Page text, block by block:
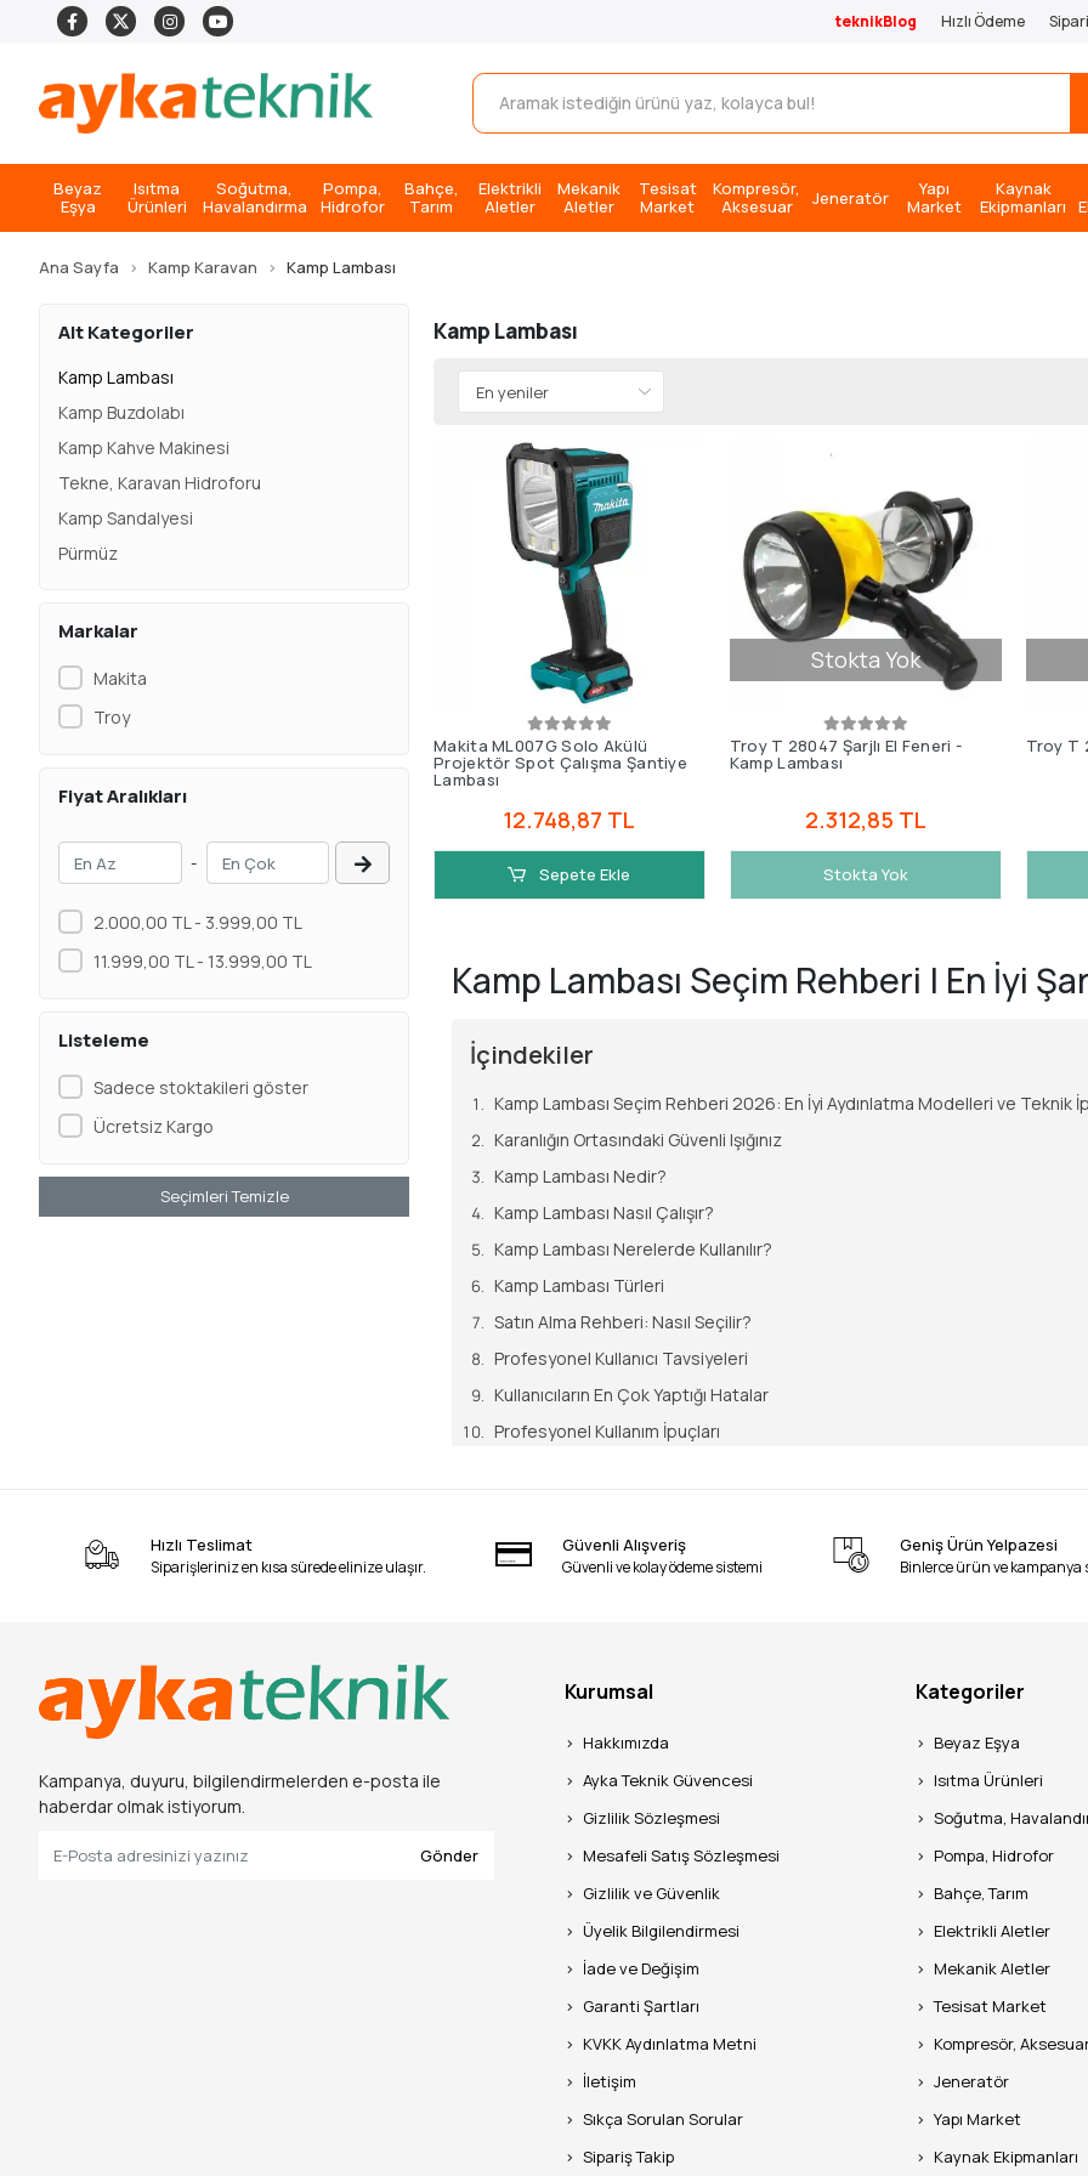
teknikBlog Hızlı Ödeme
Beyaz
Eşya
Isıtma
Ürünleri
Soğutma,
Havalandırma
Pompa,
Hidrofor
Bahçe,
Tarım
Elektrikli
Aletler
Mekanik
Aletler
Tesisat
Market
Kompresör,
Aksesuar
Jeneratör
Yapı
Market
Kaynak
Ekipmanları
Ana Sayfa Kamp Karavan Kamp Lambası
Alt Kategoriler
Kamp Lambası
Kamp Buzdolabı
Kamp Kahve Makinesi
Tekne, Karavan Hidroforu
Kamp Sandalyesi
Pürmüz
Markalar
Makita
Troy
Fiyat Aralıkları
-
2.000,00 TL - 3.999,00 TL
11.999,00 TL - 13.999,00 TL
Listeleme
Sadece stoktakileri göster
Ücretsiz Kargo
Seçimleri Temizle
Kamp Lambası
Makita ML007G Solo Akülü
Projektör Spot Çalışma Şantiye
Lambası
12.748,87 TL
Sepete Ekle
Stokta Yok
Troy T 28047 Şarjlı El Feneri -
Kamp Lambası
2.312,85 TL
Stokta Yok
Troy T
Kamp Lambası Seçim Rehberi | En İyi
İçindekiler
Kamp Lambası Seçim Rehberi 2026: En İyi Aydınlatma Modelleri ve Teknik
Karanlığın Ortasındaki Güvenli Işığınız
Kamp Lambası Nedir?
Kamp Lambası Nasıl Çalışır?
Kamp Lambası Nerelerde Kullanılır?
Kamp Lambası Türleri
Satın Alma Rehberi: Nasıl Seçilir?
Profesyonel Kullanıcı Tavsiyeleri
Kullanıcıların En Çok Yaptığı Hatalar
Profesyonel Kullanım İpuçları
1994 yılından beri Kastamonu’daki merkezimizde, hırdavatın tozunu
Ayka Teknik olarak hazırladığımız bu rehber, sadece bir aydınlatma ürünü
Kamp Lambası Seçim Rehberi 2026: En İyi
Hırdavat ve outdoor ekipmanları sektöründe geçirdiğim 30 yılı aşkın
,
360 derece veya odaklı bir şekilde aydınlatan, zorlu doğa koşullarına
kesintisinde kamp lambası, medeniyetle olan bağınızdır. Sadece
ekipleri ve acil durum hazırlığı yapan ev sahipleri bu cihazlara güvenir.
teknolojisine kadar her detayı "esnaf tecrübesiyle" inceleyeceğiz.
Hızlı Teslimat
Siparişleriniz en kısa sürede elinize ulaşır.
Güvenli Alışveriş
Güvenli ve kolay ödeme sistemi
Geniş Ürün Yelpazesi
Binlerce ürün ve kampanya
Kampanya, duyuru, bilgilendirmelerden e-posta ile
haberdar olmak istiyorum.
Gönder
Kurumsal
Hakkımızda
Ayka Teknik Güvencesi
Gizlilik Sözleşmesi
Mesafeli Satış Sözleşmesi
Gizlilik ve Güvenlik
Üyelik Bilgilendirmesi
İade ve Değişim
Garanti Şartları
KVKK Aydınlatma Metni
İletişim
Sıkça Sorulan Sorular
Sipariş Takip
Kategoriler
Beyaz Eşya
Isıtma Ürünleri
Soğutma,
Pompa, Hidrofor
Bahçe, Tarım
Elektrikli Aletler
Mekanik Aletler
Tesisat Market
Kompresör,
Jeneratör
Yapı Market
Kaynak Ekipmanları